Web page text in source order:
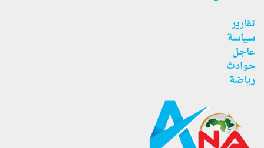
تقارير
سياسة
عاجل
حوادث
رياضة